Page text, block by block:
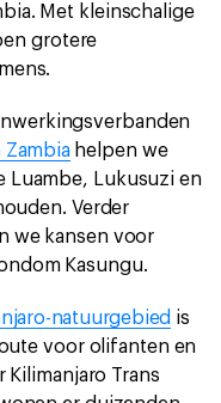
Met kleinschalige
grotere
Zambiahelpen we
Luambe, Lukusuzi en
Verder
we kansen voor
Kasungu.
natuurgebied is
voor olifanten en
Kilimanjaro Trans